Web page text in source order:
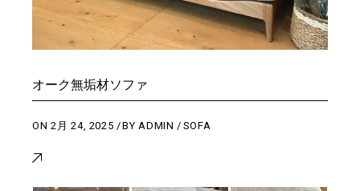
オーク無垢材ソファ
ON2月 24, 2025 BYADMIN SOFA